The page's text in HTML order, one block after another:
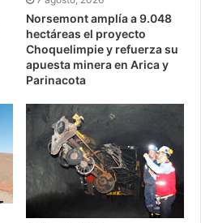
Norsemont amplía a 9.048
hectáreas el proyecto
Choquelimpie y refuerza su
apuesta minera en Arica y
Parinacota